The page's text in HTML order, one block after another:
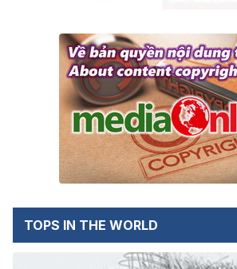
TOPS IN THE WORLD